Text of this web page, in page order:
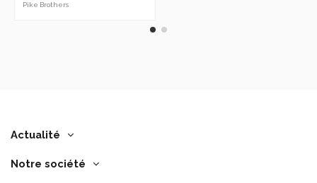
Pike Brothers
Actualité
Notre société